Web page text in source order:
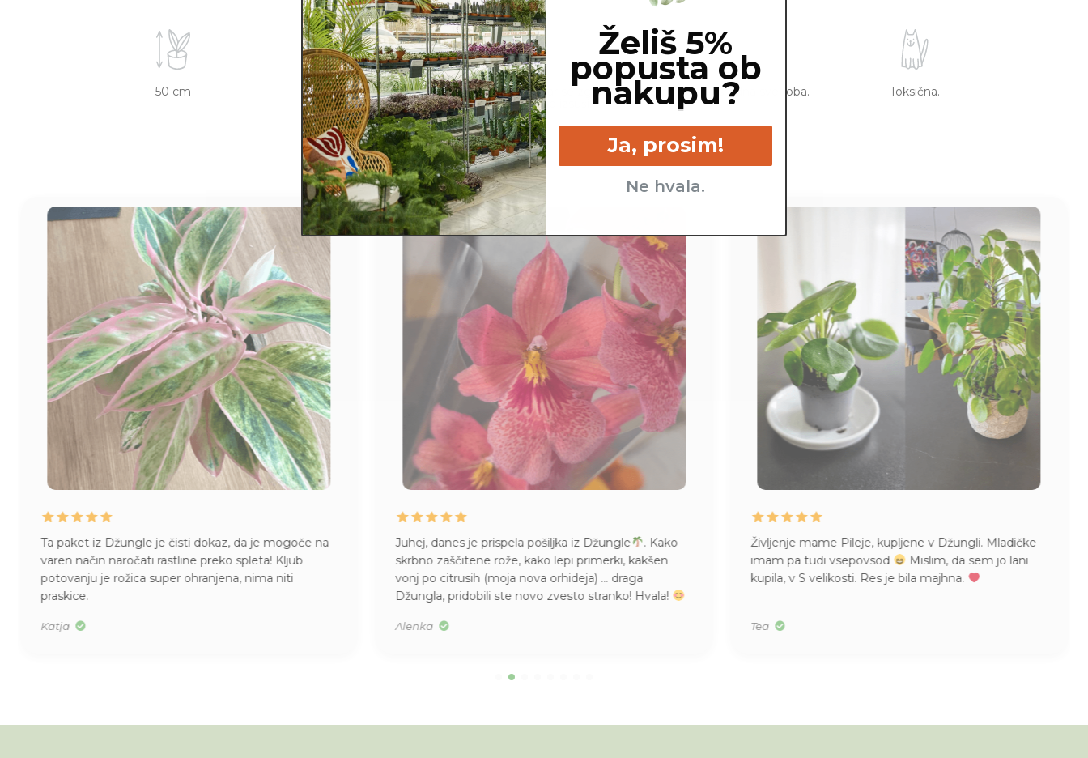
50 cm 19 cm
Srednje - kadar se zgornji
sloj zemlje izsuši.
Srednje - posredna svetloba. Toksična.
Ta paket iz Džungle je čisti dokaz, da je mogoče na
varen način naročati rastline preko spleta! Kljub
potovanju je rožica super ohranjena, nima niti
praskice.
Katja
Juhej, danes je prispela pošiljka iz Džungle
. Kako
skrbno zaščitene rože, kako lepi primerki, kakšen
vonj po citrusih (moja nova orhideja) … draga
Džungla, pridobili ste novo zvesto stranko! Hvala!
Alenka
Življenje mame Pileje, kupljene v Džungli. Mladičke
imam pa tudi vsepovsod
Mislim, da sem jo lani
kupila, v S velikosti. Res je bila majhna.
Tea
Želiš 5%
popusta ob
nakupu?
Ja, prosim!
Ne hvala.